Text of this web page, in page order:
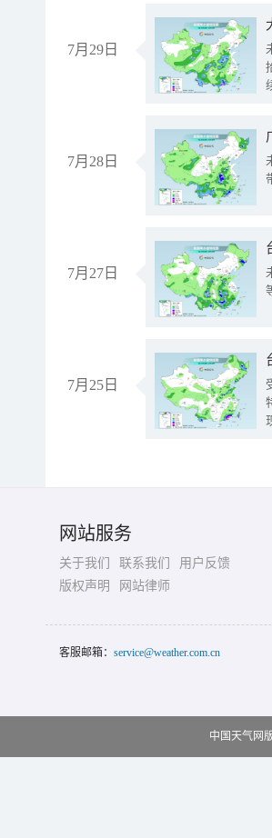
7月29日
7月28日
7月27日
7月25日
网站服务
关于我们 联系我们
用户反馈
版权声明
网站律师
客服邮箱： service@weather.com.cn
中国天气网